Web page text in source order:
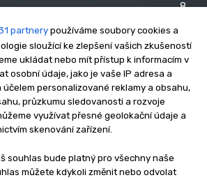
8
9
26
3268
partnery používáme soubory cookies a
sloužící ke zlepšení vašich zkušeností
ukládat nebo mít přístup k informacím v
osobní údaje, jako je vaše IP adresa a
účelem personalizované reklamy a obsahu,
průzkumu sledovanosti a rozvoje
využívat přesné geolokační údaje a
skenování zařízení.
souhlas bude platný pro všechny naše
můžete kdykoli změnit nebo odvolat